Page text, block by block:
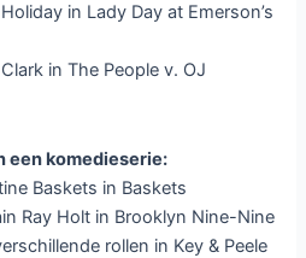
in Lady Day at Emerson’s
in The People v. OJ
een komedieserie:
Baskets in Baskets
Ray Holt in Brooklyn Nine-Nine
rollen in Key & Peele